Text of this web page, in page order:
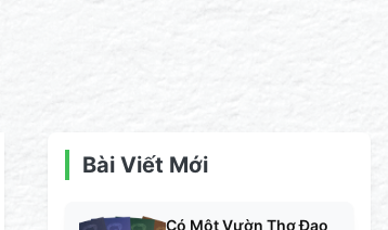
Bài Viết Mới
Có Một Vườn Thơ Đạo